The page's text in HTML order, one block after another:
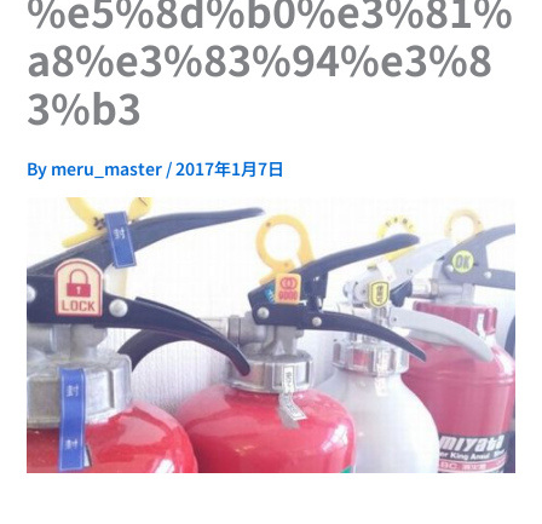
a8%e3%83%94%e3%8
3%b3
By meru_master /2017年1月7日